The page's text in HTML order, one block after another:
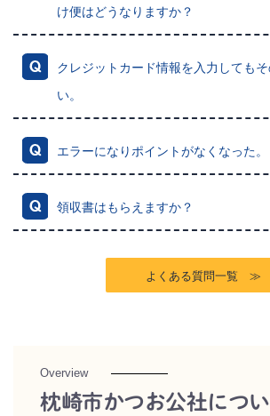
け便はどうなりますか？
クレジットカード情報を入力しても
い。
エラーになりポイントがなくなった。
領収書はもらえますか？
よくある質問一覧 ≫
Overview
枕崎市かつお公社につ